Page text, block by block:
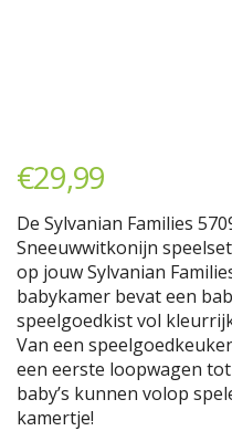
€29,99
De Sylvanian Families
Sneeuwwitkonijn
op jouw Sylvanian
babykamer bevat een
speelgoedkist vol
Van een
een eerste loopwagen
baby’s kunnen volop
kamertje!